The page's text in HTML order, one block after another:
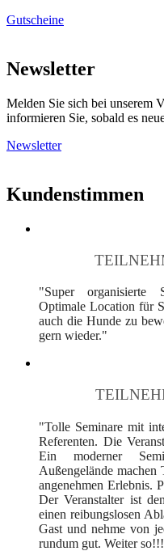
Gutscheine
Newsletter
Melden Sie sich bei unserem
informieren Sie, sobald es
Newsletter
Kundenstimmen
"Super organisierte
Optimale Location für
auch die Hunde zu
gern wieder."
"Tolle Seminare mit
Referenten. Die
Ein moderner
Außengelände machen
angenehmen Erlebnis.
Der Veranstalter ist
einen reibungslosen
Gast und nehme von
rundum gut. Weiter